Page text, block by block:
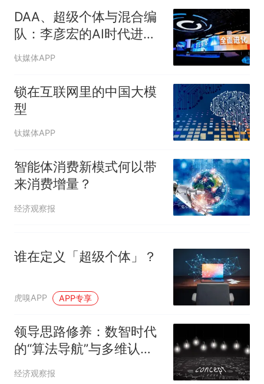
核查
官方通报
空调24小时开着反而更省电？
电力部门回应
那个在床头放菜刀的女孩，
人生
DAA、超级个体与混合编
队：李彦宏的AI时代进化
论
钛媒体APP
锁在互联网里的中国大模
型
钛媒体APP
智能体消费新模式何以带
来消费增量？
经济观察报
谁在定义「超级个体」？
虎嗅APP APP专享
领导思路修养：数智时代
的“算法导航”与多维认知
操作系统
经济观察报